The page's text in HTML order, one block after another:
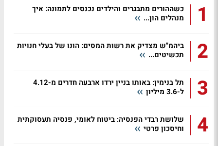
1
כשההורים מתבגרים והילדים נכנסים לתמונה: איך
מנהלים הון...
2
ביהמ"ש מצדיק את רשות המסים: הונו של בעלי חנויות
תכשיטים...
3
תל בנימין: באותו בניין ירדו ארבעה חדרים מ-4.12
ל-3.6 מיליון
4
שלושת רבדי הפנסיה: ביטוח לאומי, פנסיה תעסוקתית
וחיסכון פרטי